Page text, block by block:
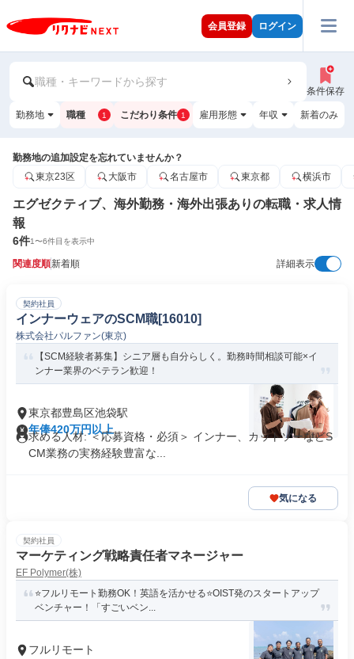
会員登録 ログイン
職種・キーワードから探す
条件保存
勤務地 職種 1 こだわり条件 1 雇用形態 年収 新着のみ
勤務地の追加設定を忘れていませんか？
東京23区
大阪市 名古屋市 東京都 横浜市
エグゼクティブ、海外勤務・海外出張ありの転職・求人情
報
6件1〜6件目を表示中
関連度順新着順 詳細表示
契約社員
インナーウェアのSCM職[16010]
株式会社パルファン(東京)
【SCM経験者募集】シニア層も自分らしく。勤務時間相談可能×イ
ンナー業界のベテラン歓迎！
東京都豊島区池袋駅
年俸420万円以上
求める人材: ＜応募資格・必須＞ インナー、カットソーなどS
CM業務の実務経験豊富な...
気になる
契約社員
マーケティング戦略責任者マネージャー
EF Polymer(株)
⭐フルリモート勤務OK！英語を活かせる⭐OIST発のスタートアップ
ベンチャー！「すごいベン...
フルリモート